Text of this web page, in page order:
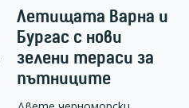
Летищата Варна и
Бургас с нови
зелени тераси за
пътниците